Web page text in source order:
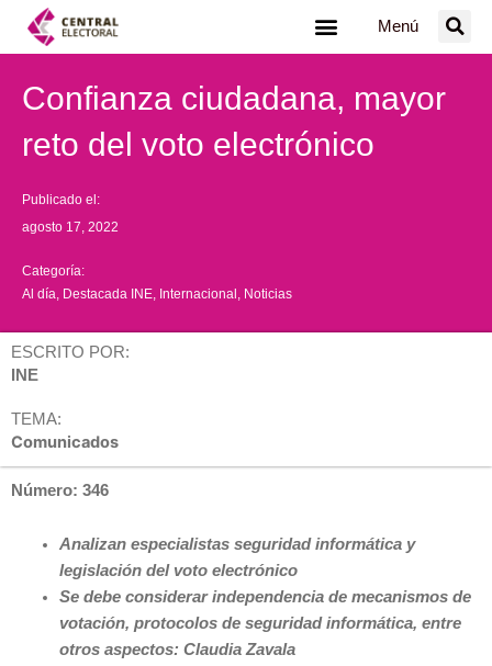
Menú
Confianza ciudadana, mayor
reto del voto electrónico
Publicado el:
agosto 17, 2022
Categoría:
Al día Destacada INE Internacional Noticias
ESCRITO POR:
INE
TEMA:
Comunicados
Número: 346
Analizan especialistas seguridad informática y
legislación del voto electrónico
Se debe considerar independencia de mecanismos de
votación, protocolos de seguridad informática, entre
otros aspectos: Claudia Zavala